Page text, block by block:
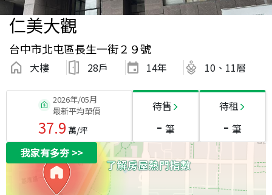
仁美大觀
台中市北屯區長生一街２９號
大樓 28戶 14年 10、11層
2026年/05月
最新平均單價
37.9 萬/坪
待售
- 筆
待租
- 筆
我家有多夯>>